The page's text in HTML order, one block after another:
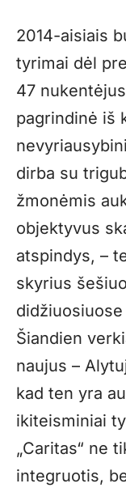
2014-aisiais
tyrimai dėl
47
pagrindinė iš
dirba su
žmonėmis
objektyvus
atspindys, –
skyrius
Šiandien
naujus –
kad ten yra
ikiteisminiai
„Caritas“ ne
integruotis,